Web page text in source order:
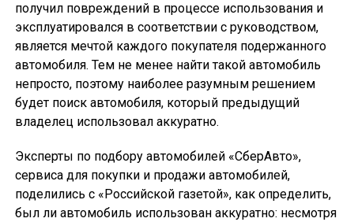
получил повреждений в процессе использования и
эксплуатировался в соответствии с руководством,
является мечтой каждого покупателя подержанного
автомобиля. Тем не менее найти такой автомобиль
непросто, поэтому наиболее разумным решением
будет поиск автомобиля, который предыдущий
владелец использовал аккуратно.
Эксперты по подбору автомобилей «СберАвто»,
сервиса для покупки и продажи автомобилей,
поделились с «Российской газетой», как определить,
был ли автомобиль использован аккуратно: несмотря